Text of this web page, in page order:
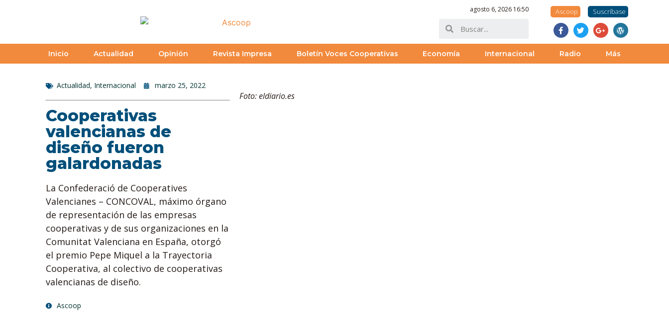
agosto 6, 2026 16:50 Ascoop Suscríbase
Inicio Actualidad Opinión Revista Impresa Boletín Voces Cooperativas Economía Internacional Radio Más
Actualidad, Internacional marzo 25, 2022
Cooperativas
valencianas de
diseño fueron
galardonadas
La Confederació de Cooperatives
Valencianes – CONCOVAL, máximo órgano
de representación de las empresas
cooperativas y de sus organizaciones en la
Comunitat Valenciana en España, otorgó
el premio Pepe Miquel a la Trayectoria
Cooperativa, al colectivo de cooperativas
valencianas de diseño.
Ascoop
Foto: eldiario.es